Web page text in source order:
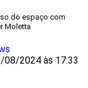
do espaço com
Moletta
2024 às 17:33